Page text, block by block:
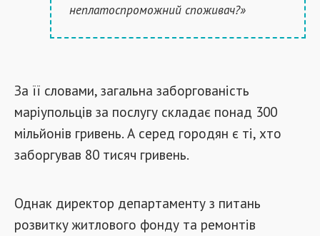
неплатоспроможний споживач?»
За її словами, загальна заборгованість
маріупольців за послугу складає понад 300
мільйонів гривень. А серед городян є ті, хто
заборгував 80 тисяч гривень.
Однак директор департаменту з питань
розвитку житлового фонду та ремонтів